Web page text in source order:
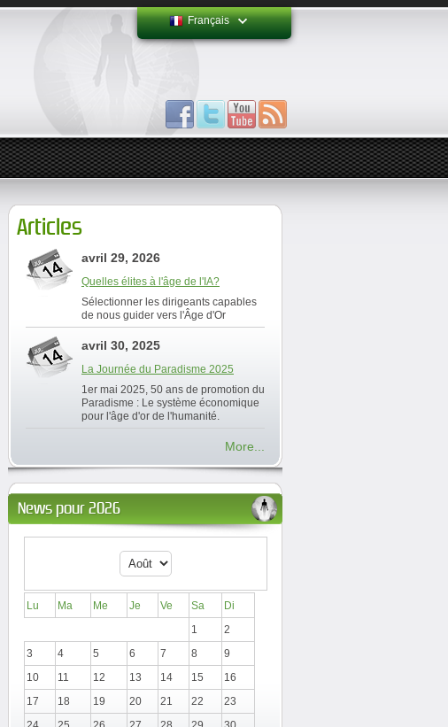
Français
Articles
avril 29, 2026
Quelles élites à l'âge de l'IA?
Sélectionner les dirigeants capables
de nous guider vers l'Âge d'Or
avril 30, 2025
La Journée du Paradisme 2025
1er mai 2025, 50 ans de promotion du
Paradisme : Le système économique
pour l'âge d'or de l'humanité.
More...
News pour 2026
Lu Ma Me Je Ve Sa
Di
1
2
3
4 5 6 7 8
9
10
11 12 13 14 15
16
17
18 19 20 21 22
23